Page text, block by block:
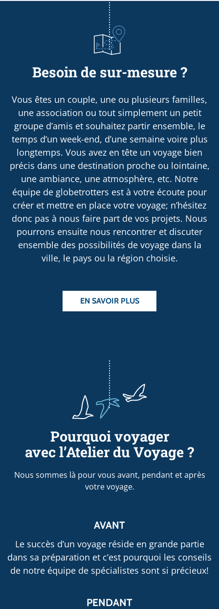
Besoin de sur-mesure ?
Vous êtes un couple, une ou plusieurs familles,
une association ou tout simplement un petit
groupe d’amis et souhaitez partir ensemble, le
temps d’un week-end, d’une semaine voire plus
longtemps. Vous avez en tête un voyage bien
précis dans une destination proche ou lointaine,
une ambiance, une atmosphère, etc. Notre
équipe de globetrotters est à votre écoute pour
créer et mettre en place votre voyage; n’hésitez
donc pas à nous faire part de vos projets. Nous
pourrons ensuite nous rencontrer et discuter
ensemble des possibilités de voyage dans la
ville, le pays ou la région choisie.
EN SAVOIR PLUS
Pourquoi voyager
avec l’Atelier du Voyage ?
Nous sommes là pour vous avant, pendant et après
votre voyage.
AVANT
Le succès d’un voyage réside en grande partie
dans sa préparation et c’est pourquoi les conseils
de notre équipe de spécialistes sont si précieux!
PENDANT